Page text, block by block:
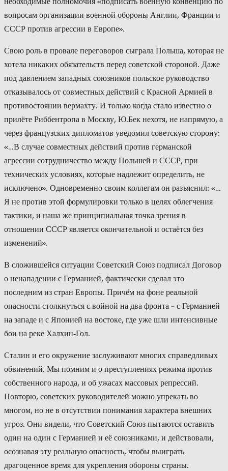
вопросам организации военной обороны Англии, Франции и
СССР против агрессии в Европе».
Свою роль в провале переговоров сыграла Польша, которая не
хотела никаких обязательств перед советской стороной. Даже
под давлением западных союзников польское руководство
отказывалось от совместных действий с Красной Армией в
противостоянии вермахту. И только когда стало известно о
прилёте Риббентропа в Москву, Ю.Бек нехотя, не напрямую, а
через французских дипломатов уведомил советскую сторону:
«…В случае совместных действий против германской
агрессии сотрудничество между Польшей и СССР, при
технических условиях, которые надлежит определить, не
исключено». Одновременно своим коллегам он разъяснил: «…
Я не против этой формулировки только в целях облегчения
тактики, и наша же принципиальная точка зрения в
отношении СССР является окончательной и остаётся без
изменений».
В сложившейся ситуации Советский Союз подписал Договор
о ненападении с Германией, фактически сделал это
последним из стран Европы. Причём на фоне реальной
опасности столкнуться с войной на два фронта – с Германией
на западе и с Японией на востоке, где уже шли интенсивные
бои на реке Халхин‑Гол.
Сталин и его окружение заслуживают многих справедливых
обвинений. Мы помним и о преступлениях режима против
собственного народа, и об ужасах массовых репрессий.
Повторю, советских руководителей можно упрекать во
многом, но не в отсутствии понимания характера внешних
угроз. Они видели, что Советский Союз пытаются оставить
один на один с Германией и её союзниками, и действовали,
осознавая эту реальную опасность, чтобы выиграть
драгоценное время для укрепления обороны страны.